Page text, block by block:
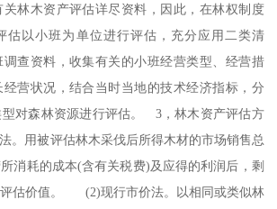
林木资产评估详尽资料，因此，在林权制度
估以小班为单位进行评估，充分应用二类清
查资料，收集有关的小班经营类型、经营措
营状况，结合当时当地的技术经济指标，分
对森林资源进行评估。 3，林木资产评估方
用被评估林木采伐后所得木材的市场销售总
消耗的成本(含有关税费)及应得的利润后，剩
评估价值。 (2)现行市价法。以相同或类似林